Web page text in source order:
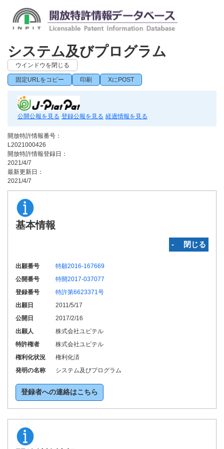
システム及びプログラム
ウインドウを閉じる
固定URLをコピー 印刷 XにPOST
公開公報を見る 登録公報を見る 経過情報を見る
開放特許情報番号：
L2021000426
開放特許情報登録日：
2021/4/7
最新更新日：
2021/4/7
基本情報
‐ 閉じる
出願番号
特願2016-167669
公開番号
特開2017-037077
登録番号
特許第6623371号
出願日
2011/5/17
公開日
2017/2/16
出願人
株式会社ユピテル
特許権者
株式会社ユピテル
権利化状況
権利化済
発明の名称
システム及びプログラム
登録者への連絡はこちら